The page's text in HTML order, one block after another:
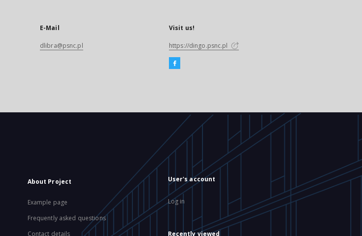
E-Mail
dlibra@psnc.pl
Visit us!
https://dingo.psnc.pl
About Project
Example page
Frequently asked questions
Contact details
User's account
Log in
Recently viewed